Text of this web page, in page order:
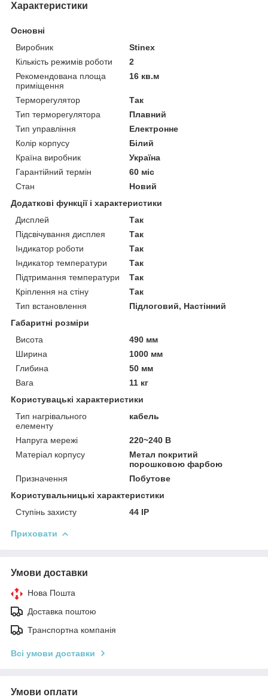
Характеристики
Основні
Виробник
Stinex
Кількість режимів роботи
2
Рекомендована площа
приміщення
16 кв.м
Терморегулятор
Так
Тип терморегулятора
Плавний
Тип управління
Електронне
Колір корпусу
Білий
Країна виробник
Україна
Гарантійний термін
60 міс
Стан
Новий
Додаткові функції і характеристики
Дисплей
Так
Підсвічування дисплея
Так
Індикатор роботи
Так
Індикатор температури
Так
Підтримання температури
Так
Кріплення на стіну
Так
Тип встановлення
Підлоговий, Настінний
Габаритні розміри
Висота
490 мм
Ширина
1000 мм
Глибина
50 мм
Вага
11 кг
Користувацькi характеристики
Тип нагрівального
елементу
кабель
Напруга мережі
220~240 В
Матеріал корпусу
Метал покритий
порошковою фарбою
Призначення
Побутове
Користувальницькі характеристики
Ступінь захисту
44 IP
Приховати
Умови доставки
Нова Пошта
Доставка поштою
Транспортна компанія
Всі умови доставки
Умови оплати